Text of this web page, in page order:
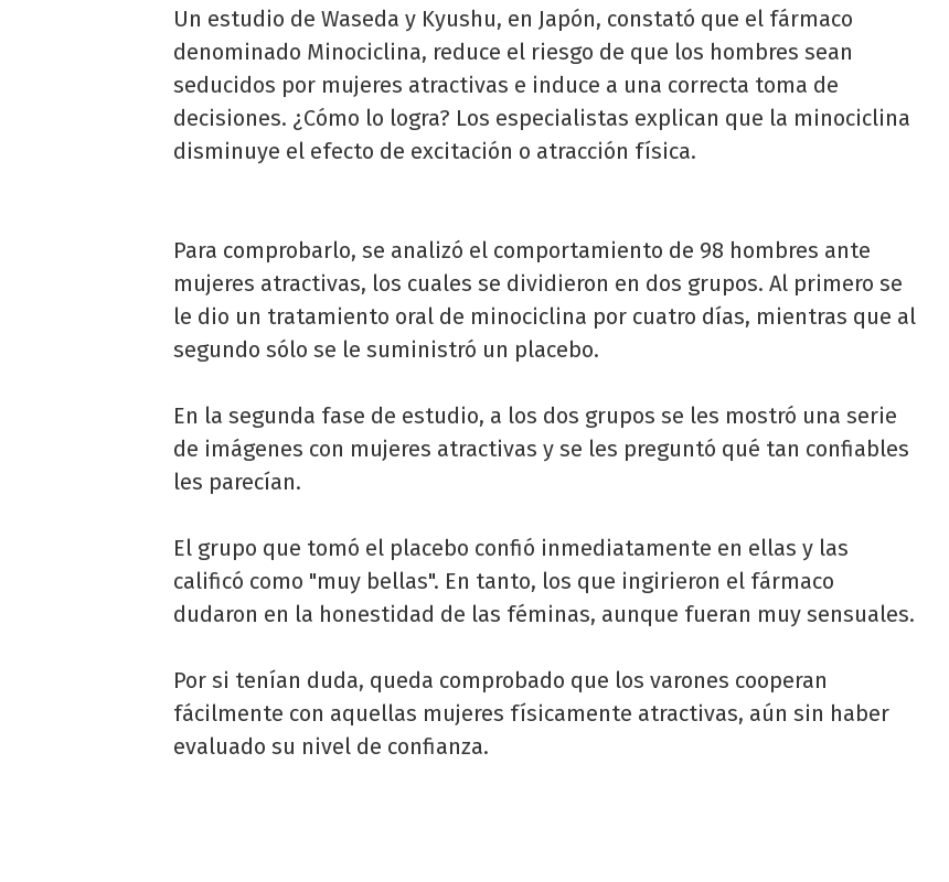
Un estudio de Waseda y Kyushu, en Japón, constató que el fármaco
denominado Minociclina, reduce el riesgo de que los hombres sean
seducidos por mujeres atractivas e induce a una correcta toma de
decisiones. ¿Cómo lo logra? Los especialistas explican que la minociclina
disminuye el efecto de excitación o atracción física.
Para comprobarlo, se analizó el comportamiento de 98 hombres ante
mujeres atractivas, los cuales se dividieron en dos grupos. Al primero se
le dio un tratamiento oral de minociclina por cuatro días, mientras que al
segundo sólo se le suministró un placebo.
En la segunda fase de estudio, a los dos grupos se les mostró una serie
de imágenes con mujeres atractivas y se les preguntó qué tan confiables
les parecían.
El grupo que tomó el placebo confió inmediatamente en ellas y las
calificó como "muy bellas". En tanto, los que ingirieron el fármaco
dudaron en la honestidad de las féminas, aunque fueran muy sensuales.
Por si tenían duda, queda comprobado que los varones cooperan
fácilmente con aquellas mujeres físicamente atractivas, aún sin haber
evaluado su nivel de confianza.